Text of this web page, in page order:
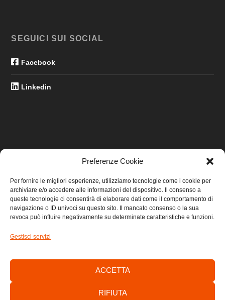
Preferenze Cookie
Per fornire le migliori esperienze, utilizziamo tecnologie come i cookie per
archiviare e/o accedere alle informazioni del dispositivo. Il consenso a
queste tecnologie ci consentirà di elaborare dati come il comportamento di
navigazione o ID univoci su questo sito. Il mancato consenso o la sua
revoca può influire negativamente su determinate caratteristiche e funzioni.
Gestisci servizi
ACCETTA
RIFIUTA
SEGUICI SUI SOCIAL
Facebook
Linkedin
Home
Privacy